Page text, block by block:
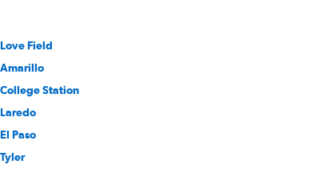
Field
Station
Paso